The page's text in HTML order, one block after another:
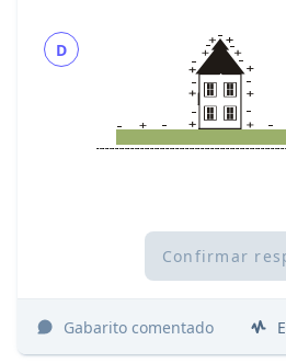
D
Confirmar
Gabarito comentado